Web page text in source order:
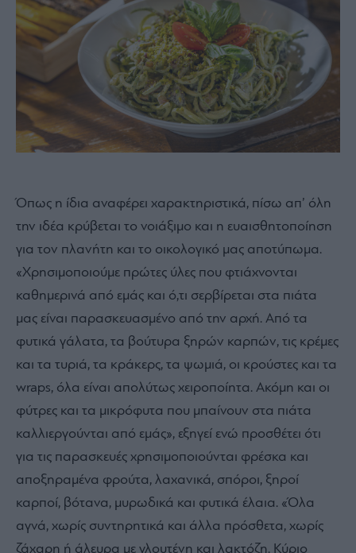
Όπως η ίδια αναφέρει χαρακτηριστικά, πίσω απ’ όλη
την ιδέα κρύβεται το νοιάξιμο και η ευαισθητοποίηση
για τον πλανήτη και το οικολογικό μας αποτύπωμα.
«Χρησιμοποιούμε πρώτες ύλες που φτιάχνονται
καθημερινά από εμάς και ό,τι σερβίρεται στα πιάτα
μας είναι παρασκευασμένο από την αρχή. Από τα
φυτικά γάλατα, τα βούτυρα ξηρών καρπών, τις κρέμες
και τα τυριά, τα κράκερς, τα ψωμιά, οι κρούστες και τα
wraps, όλα είναι απολύτως χειροποίητα. Ακόμη και οι
φύτρες και τα μικρόφυτα που μπαίνουν στα πιάτα
καλλιεργούνται από εμάς», εξηγεί ενώ προσθέτει ότι
για τις παρασκευές χρησιμοποιούνται φρέσκα και
αποξηραμένα φρούτα, λαχανικά, σπόροι, ξηροί
καρποί, βότανα, μυρωδικά και φυτικά έλαια. «Όλα
αγνά, χωρίς συντηρητικά και άλλα πρόσθετα, χωρίς
ζάχαρη ή άλευρα με γλουτένη και λακτόζη. Κύριο